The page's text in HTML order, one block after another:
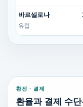
바르셀로나
유럽
환전 · 결제
환율과 결제 수